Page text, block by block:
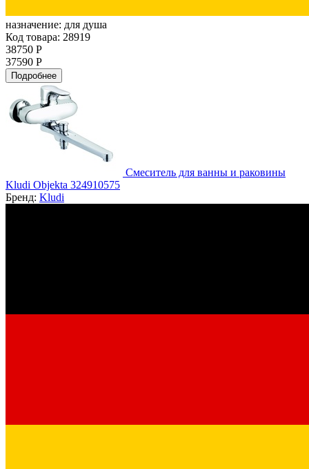
назначение: для душа
Код товара: 28919
38750 Р
37590 Р
Подробнее
Смеситель для ванны и раковины
Kludi Objekta 324910575
Бренд: Kludi